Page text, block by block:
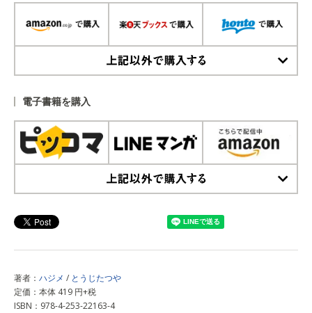
電子書籍を購入
著者： ハジメ / とうじたつや
定価：本体 419 円+税
ISBN：978-4-253-22163-4